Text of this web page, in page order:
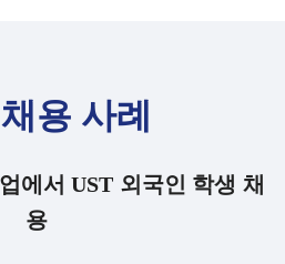
용 사례
에서 UST 외국인 학생 채
용